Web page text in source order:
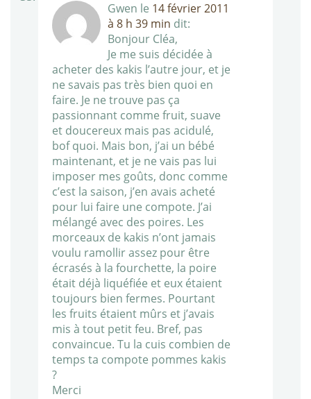
Gwen le 14 février 2011
à 8 h 39 min dit:
Bonjour Cléa,
Je me suis décidée à
acheter des kakis l’autre jour, et je
ne savais pas très bien quoi en
faire. Je ne trouve pas ça
passionnant comme fruit, suave
et doucereux mais pas acidulé,
bof quoi. Mais bon, j’ai un bébé
maintenant, et je ne vais pas lui
imposer mes goûts, donc comme
c’est la saison, j’en avais acheté
pour lui faire une compote. J’ai
mélangé avec des poires. Les
morceaux de kakis n’ont jamais
voulu ramollir assez pour être
écrasés à la fourchette, la poire
était déjà liquéfiée et eux étaient
toujours bien fermes. Pourtant
les fruits étaient mûrs et j’avais
mis à tout petit feu. Bref, pas
convaincue. Tu la cuis combien de
temps ta compote pommes kakis
?
Merci